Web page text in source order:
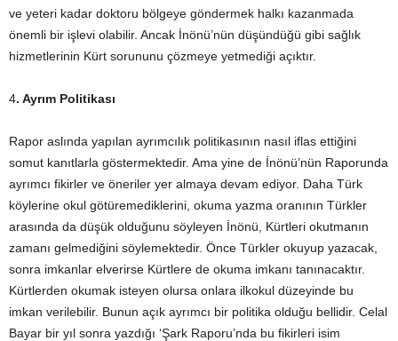
ve yeteri kadar doktoru bölgeye göndermek halkı kazanmada
önemli bir işlevi olabilir. Ancak İnönü’nün düşündüğü gibi sağlık
hizmetlerinin Kürt sorununu çözmeye yetmediği açıktır.
4. Ayrım Politikası
Rapor aslında yapılan ayrımcılık politikasının nasıl iflas ettiğini
somut kanıtlarla göstermektedir. Ama yine de İnönü’nün Raporunda
ayrımcı fikirler ve öneriler yer almaya devam ediyor. Daha Türk
köylerine okul götüremediklerini, okuma yazma oranının Türkler
arasında da düşük olduğunu söyleyen İnönü, Kürtleri okutmanın
zamanı gelmediğini söylemektedir. Önce Türkler okuyup yazacak,
sonra imkanlar elverirse Kürtlere de okuma imkanı tanınacaktır.
Kürtlerden okumak isteyen olursa onlara ilkokul düzeyinde bu
imkan verilebilir. Bunun açık ayrımcı bir politika olduğu bellidir. Celal
Bayar bir yıl sonra yazdığı ‘Şark Raporu’nda bu fikirleri isim